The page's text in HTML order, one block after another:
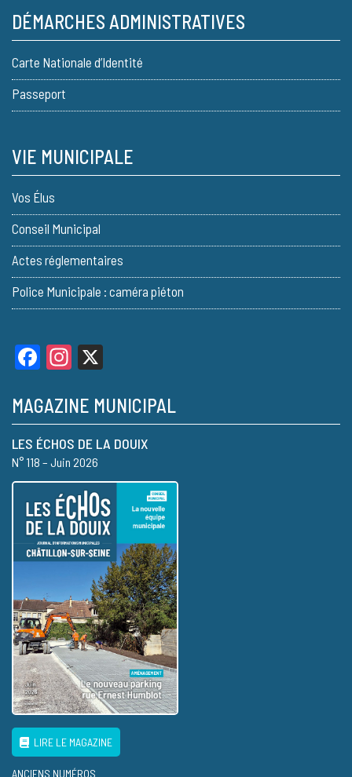
DÉMARCHES ADMINISTRATIVES
Carte Nationale d’Identité
Passeport
VIE MUNICIPALE
Vos Élus
Conseil Municipal
Actes réglementaires
Police Municipale : caméra piéton
FacebookInstagram
MAGAZINE MUNICIPAL
LES ÉCHOS DE LA DOUIX
N° 118 – Juin 2026
LIRE LE MAGAZINE
ANCIENS NUMÉROS